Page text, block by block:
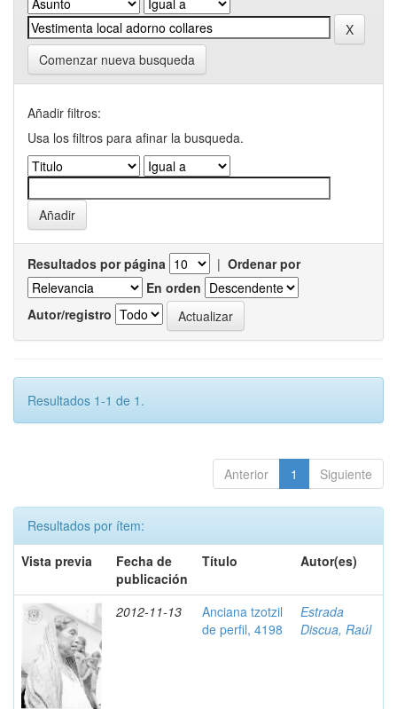
Comenzar nueva busqueda
Añadir filtros:
Usa los filtros para afinar la busqueda.
Resultados por página | Ordenar por
En orden
Autor/registro
Resultados 1-1 de 1.
Anterior 1 Siguiente
Resultados por ítem:
Vista previa
Fecha de
publicación
Título Autor(es)
2012-11-13
Anciana tzotzil
de perfil, 4198
Estrada
Discua, Raúl